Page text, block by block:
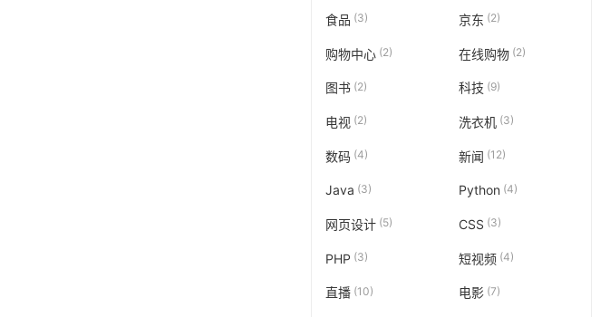
食品 (3) 京东 (2)
购物中心 (2) 在线购物(2)
图书 (2) 科技 (9)
电视 (2) 洗衣机 (3)
数码 (4) 新闻 (12)
Java (3) Python (4)
网页设计 (5) CSS (3)
PHP (3) 短视频(4)
直播 (10) 电影 (7)